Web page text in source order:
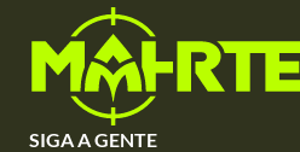
SIGA A GENTE